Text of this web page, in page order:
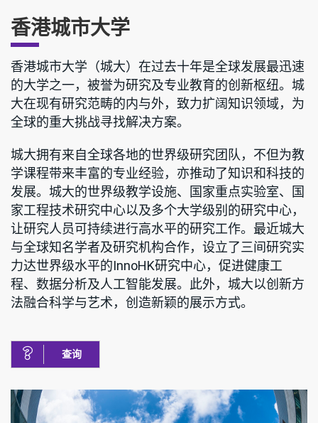
香港城市大学
香港城市大学（城大）在过去十年是全球发展最迅速
的大学之一，被誉为研究及专业教育的创新枢纽。城
大在现有研究范畴的内与外，致力扩阔知识领域，为
全球的重大挑战寻找解决方案。
城大拥有来自全球各地的世界级研究团队，不但为教
学课程带来丰富的专业经验，亦推动了知识和科技的
发展。城大的世界级教学设施、国家重点实验室、国
家工程技术研究中心以及多个大学级别的研究中心，
让研究人员可持续进行高水平的研究工作。最近城大
与全球知名学者及研究机构合作，设立了三间研究实
力达世界级水平的InnoHK研究中心，促进健康工
程、数据分析及人工智能发展。此外，城大以创新方
法融合科学与艺术，创造新颖的展示方式。
查询